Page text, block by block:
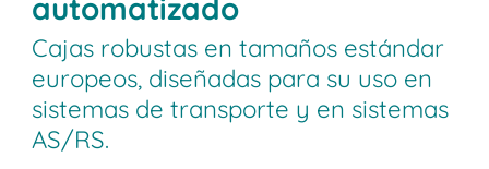
automatizado
Cajas robustas en tamaños estándar
europeos, diseñadas para su uso en
sistemas de transporte y en sistemas
AS/RS.